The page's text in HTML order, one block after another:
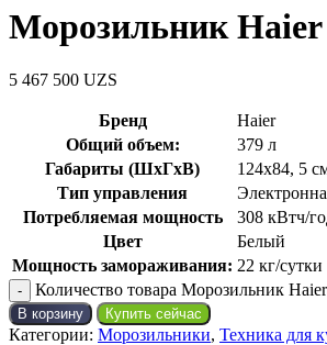
Морозильник
5 467 500 UZS
Бренд
Haier
Общий объем:
379 л
Габариты (ШхГхВ)
124х84, 5
Тип управления
Потребляемая мощность
308 кВтч/
Цвет
Белый
Мощность замораживания: 22 кг/сутки
Количество товара Морозильник
В корзину Купить сейчас
Категории: Морозильники, Техника для